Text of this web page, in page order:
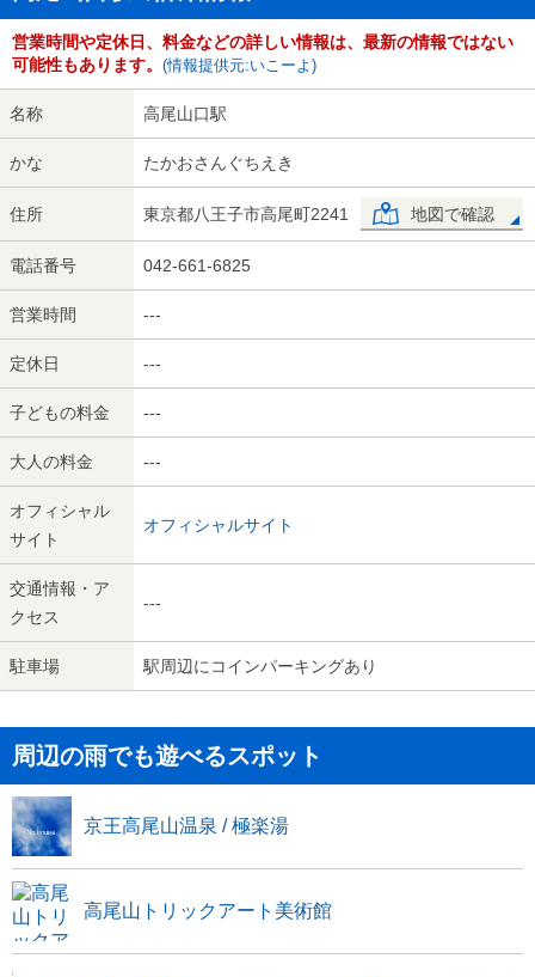
営業時間や定休日、料金などの詳しい情報は、最新の情報ではない
可能性もあります。 (情報提供元:いこーよ)
名称 高尾山口駅
かな たかおさんぐちえき
住所 東京都八王子市高尾町2241 地図で確認
電話番号 042-661-6825
営業時間 ---
定休日 ---
子どもの料金 ---
大人の料金 ---
オフィシャル
サイト
オフィシャルサイト
交通情報・ア
クセス
---
駐車場 駅周辺にコインパーキングあり
周辺の雨でも遊べるスポット
京王高尾山温泉 / 極楽湯
高尾山トリックアート美術館